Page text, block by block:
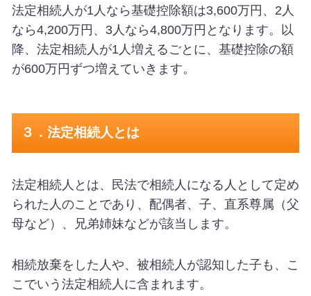
法定相続人が1人なら基礎控除額は3,600万円、2人
なら4,200万円、3人なら4,800万円となります。以
降、法定相続人が1人増えるごとに、基礎控除の額
が600万円ずつ増えていきます。
３．法定相続人とは
法定相続人とは、民法で相続人になる人として定め
られた人のことであり、配偶者、子、直系尊属（父
母など）、兄弟姉妹などが該当します。
相続放棄をした人や、被相続人が認知した子も、こ
こでいう法定相続人に含まれます。